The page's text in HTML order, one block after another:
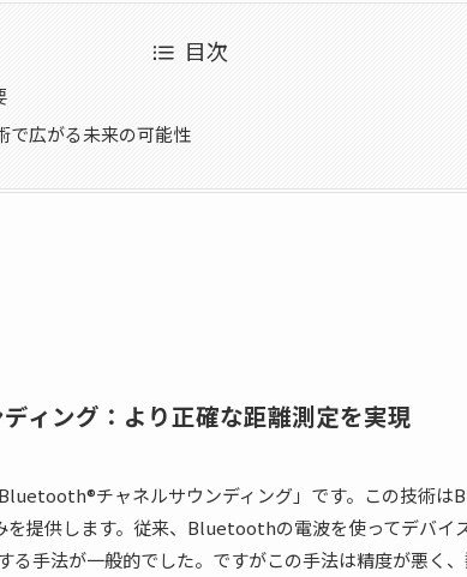
目次
で広がる未来の可能性
ィング：より正確な距離測定を実現
チャネルサウンディング」です。この技術
を提供します。従来、Bluetoothの電波を使ってデバイ
る手法が一般的でした。ですがこの手法は精度が悪く